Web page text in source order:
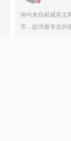
例句来自权威英文
等，提供最专业的